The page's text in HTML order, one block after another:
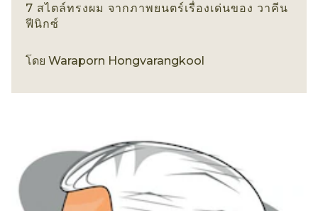
7 สไตล์ทรงผม จากภาพยนตร์เรื่องเด่นของ วาคีน
ฟีนิกซ์
โดย Waraporn Hongvarangkool